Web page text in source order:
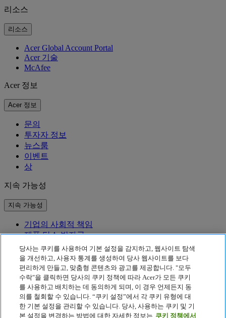
리소스
리소스
Acer Global Account Portal
Acer 기술
McAfee
Acer 정보
Acer 정보
문의
투자자 정보
뉴스룸
이벤트
상
지속 가능성
지속 가능성
기업의 사회적 책임
제품 탄소 발자국
Project Humanity
Earthion
개인정보 처리방침
Cookie 정책
법적 고지 사항
추가 법적 정보
접근성 정책
당사는 쿠키를 사용하여 기본 설정을 감지하고, 웹사이트 탐색
을 개선하고, 사용자 통계를 생성하여 당사 웹사이트를 보다
편리하게 만들고, 맞춤형 콘텐츠와 광고를 제공합니다. "모두
수락"을 클릭하면 당사의 쿠키 정책에 따라 Acer가 모든 쿠키
를 사용하고 배치하는 데 동의하게 되며, 이 경우 언제든지 동
의를 철회할 수 있습니다. “쿠키 설정”에서 각 쿠키 유형에 대
한 기본 설정을 관리할 수 있습니다. 당사, 사용하는 쿠키 및 기
본 설정을 변경하는 방법에 대한 자세한 정보는 쿠키 정책에서